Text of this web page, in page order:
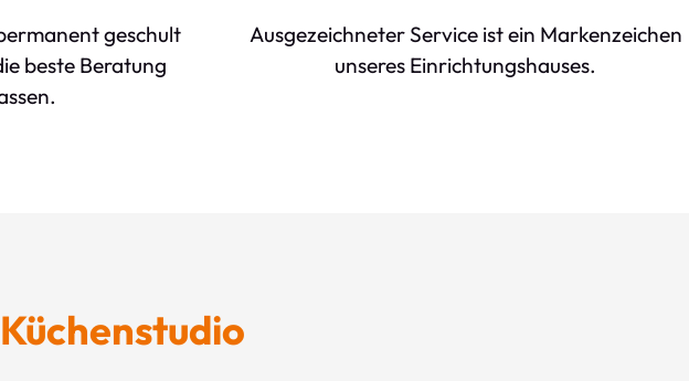
geschult
beste Beratung
Ausgezeichneter Service ist ein Markenzeichen
unseres Einrichtungshauses.
Küchenstudio